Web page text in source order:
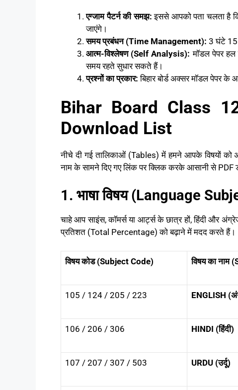
एग्जाम पैटर्न की समझ: इससे आपको पता चलता है
जाएंगे।
समय प्रबंधन (Time Management): 3 घंटे 15
आत्म-विश्लेषण (Self Analysis): मॉडल पेपर
समय रहते सुधार सकते हैं।
प्रश्नों का प्रकार: बिहार बोर्ड अक्सर मॉडल पेपर के
Bihar Board Class
Download List
नीचे दी गई तालिकाओं (Tables) में हमने आपके विषयों
नाम के सामने दिए गए लिंक पर क्लिक करके आसानी से
1. भाषा विषय (Language
चाहे आप साइंस, कॉमर्स या आर्ट्स के छात्र हों, हिंदी और
प्रतिशत (Total Percentage) को बढ़ाने में मदद करते हैं।
विषय कोड (Subject Code) विषय का नाम
105 / 124 / 205 / 223 ENGLISH
106 / 206 / 306 HINDI (हिंदी)
107 / 207 / 307 / 503 URDU (उर्दू)